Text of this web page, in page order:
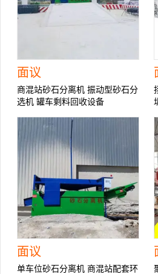
面议
商混站砂石分离机 振动型砂石分
选机 罐车剩料回收设备
面议
单车位砂石分离机 商混站配套环